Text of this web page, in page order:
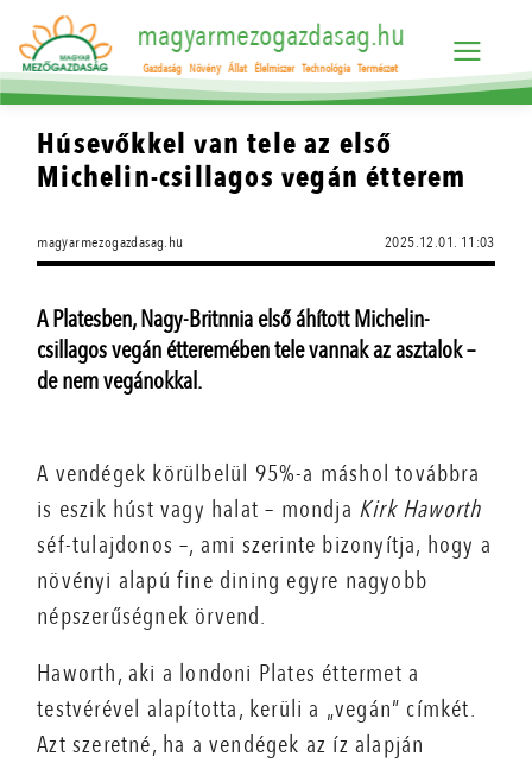
magyarmezogazdasag.hu
Gazdaság Növény Állat Élelmiszer Technológia Természet
Húsevőkkel van tele az első
Michelin-csillagos vegán étterem
magyarmezogazdasag.hu 2025.12.01. 11:03
A Platesben, Nagy-Britnnia első áhított Michelin-
csillagos vegán étteremében tele vannak az asztalok –
de nem vegánokkal.
A vendégek körülbelül 95%-a máshol továbbra
is eszik húst vagy halat – mondja Kirk Haworth
séf-tulajdonos –, ami szerinte bizonyítja, hogy a
növényi alapú fine dining egyre nagyobb
népszerűségnek örvend.
Haworth, aki a londoni Plates éttermet a
testvérével alapította, kerüli a „vegán” címkét.
Azt szeretné, ha a vendégek az íz alapján